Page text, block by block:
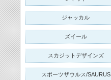
ジャッカル
ズイール
スカジットデザインズ
スポーツザウルス/SAURUS